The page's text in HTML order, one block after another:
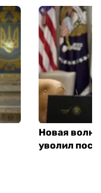
Новая
уволил